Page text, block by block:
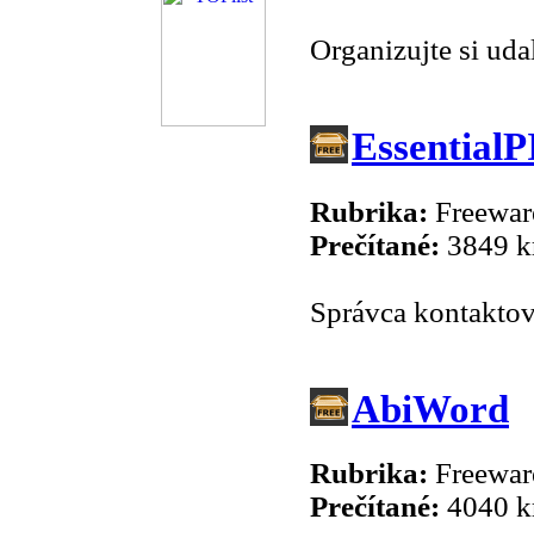
Organizujte si
Rubrika:
Prečítané: 3849
Správca
AbiWord
Rubrika:
Prečítané: 4040